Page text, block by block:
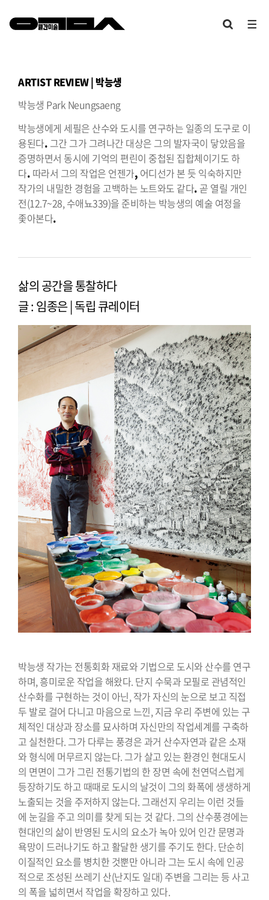
ARTIST REVIEW | 박능생
박능생 Park Neungsaeng⠀⠀⠀⠀⠀⠀⠀⠀⠀⠀
박능생에게 세필은 산수와 도시를 연구하는 일종의 도구로 이
용된다. 그간 그가 그려나간 대상은 그의 발자국이 닿았음을
증명하면서 동시에 기억의 편린이 중첩된 집합체이기도 하
다. 따라서 그의 작업은 언젠가, 어디선가 본 듯 익숙하지만
작가의 내밀한 경험을 고백하는 노트와도 같다. 곧 열릴 개인
전(12.7~28, 수애뇨339)을 준비하는 박능생의 예술 여정을
좇아본다.
삶의 공간을 통찰하다
글 : 임종은 | 독립 큐레이터
박능생 작가는 전통회화 재료와 기법으로 도시와 산수를 연구
하며, 흥미로운 작업을 해왔다. 단지 수묵과 모필로 관념적인
산수화를 구현하는 것이 아닌, 작가 자신의 눈으로 보고 직접
두 발로 걸어 다니고 마음으로 느낀, 지금 우리 주변에 있는 구
체적인 대상과 장소를 묘사하며 자신만의 작업세계를 구축하
고 실천한다. 그가 다루는 풍경은 과거 산수자연과 같은 소재
와 형식에 머무르지 않는다. 그가 살고 있는 환경인 현대도시
의 면면이 그가 그린 전통기법의 한 장면 속에 천연덕스럽게
등장하기도 하고 때때로 도시의 날것이 그의 화폭에 생생하게
노출되는 것을 주저하지 않는다. 그래선지 우리는 이런 것들
에 눈길을 주고 의미를 찾게 되는 것 같다. 그의 산수풍경에는
현대인의 삶이 반영된 도시의 요소가 녹아 있어 인간 문명과
욕망이 드러나기도 하고 활달한 생기를 주기도 한다. 단순히
이질적인 요소를 병치한 것뿐만 아니라 그는 도시 속에 인공
적으로 조성된 쓰레기 산(난지도 일대) 주변을 그리는 등 사고
의 폭을 넓히면서 작업을 확장하고 있다.